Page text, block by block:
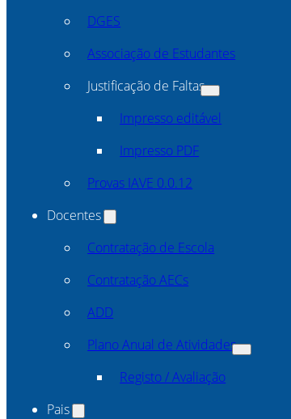
DGES
Associação de Estudantes
Justificação de Faltas
Impresso editável
Impresso PDF
Provas IAVE 0.0.12
Docentes
Contratação de Escola
Contratação AECs
ADD
Plano Anual de Atividades
Registo / Avaliação
Pais